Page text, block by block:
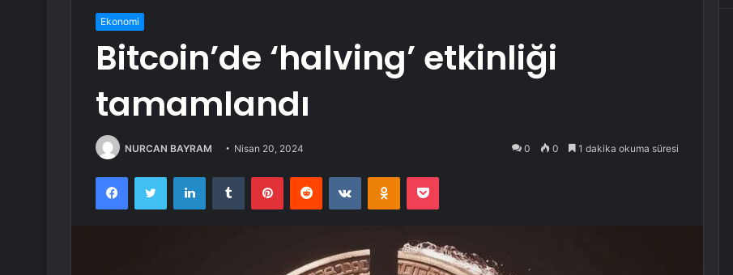
Ekonomi
Bitcoin’de ‘halving’ etkinliği
tamamlandı
NURCAN BAYRAM Nisan 20, 2024 0 0 1 dakika okuma süresi
FacebookTwitter LinkedInTumblr PinterestReddit VKontakteOdnoklassniki
Pocket